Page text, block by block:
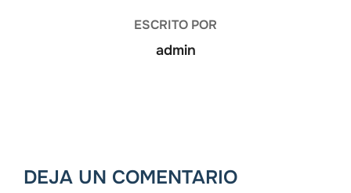
ESCRITO POR
admin
DEJA UN COMENTARIO